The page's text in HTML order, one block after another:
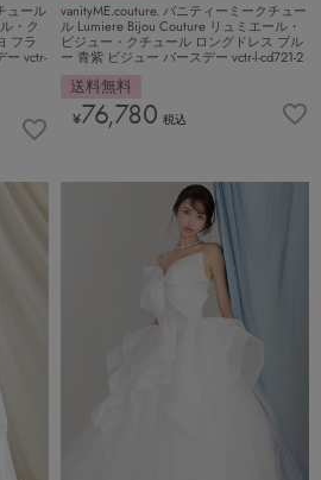
ュール
・ク
フラ
ー vctr-
vanityME.couture. バニティーミークチュー
ル Lumiere Bijou Couture リュミエール・
ビジュー・クチュール ロングドレス ブル
ー 青紫 ビジュー バースデー vctr-l-cd721-2
送料無料
¥76,780 税込